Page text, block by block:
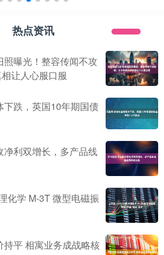
热点资讯
曝光！整容传闻不攻
让人心服口服
下跌，英国10年期国债
净利双增长，多产品线
化学 M-3T 微型电磁振
平 相寓业务成战略核